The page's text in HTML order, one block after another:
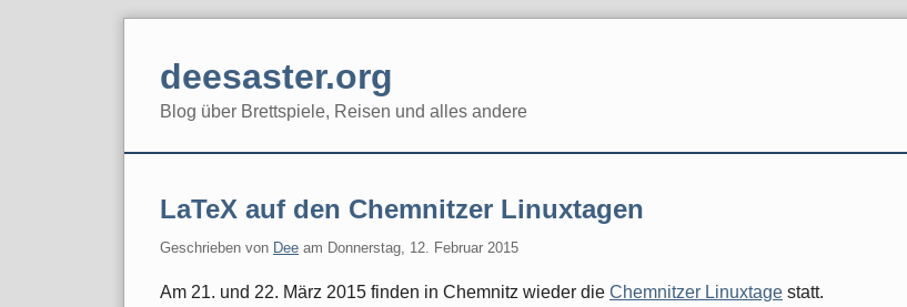
deesaster.org
Blog über Brettspiele, Reisen und alles andere
LaTeX auf den Chemnitzer Linuxtagen
Geschrieben von Dee am Donnerstag, 12. Februar 2015
Am 21. und 22. März 2015 finden in Chemnitz wieder die Chemnitzer Linuxtage statt.